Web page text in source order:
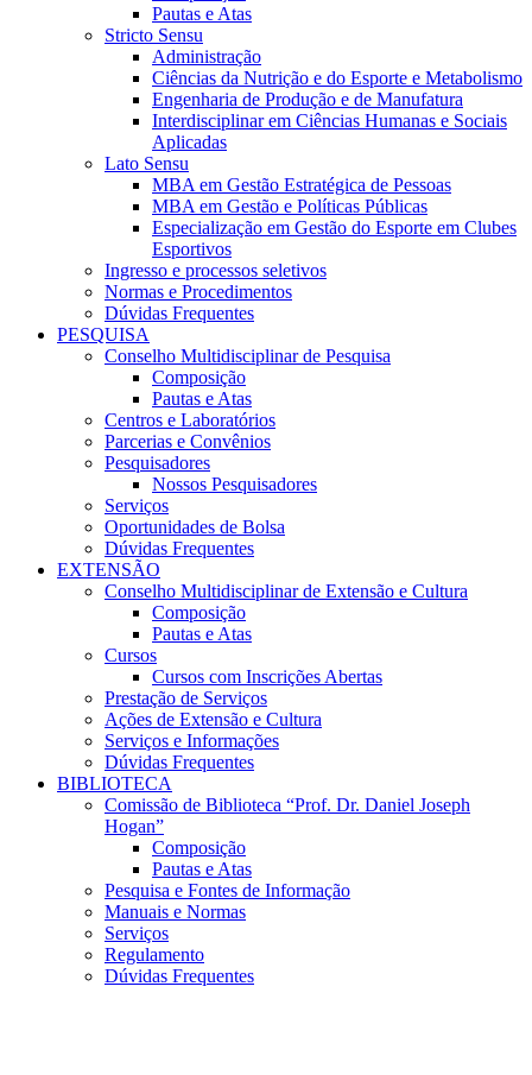
Pautas e Atas
Stricto Sensu
Administração
Ciências da Nutrição e do Esporte e Metabolismo
Engenharia de Produção e de Manufatura
Interdisciplinar em Ciências Humanas e Sociais
Aplicadas
Lato Sensu
MBA em Gestão Estratégica de Pessoas
MBA em Gestão e Políticas Públicas
Especialização em Gestão do Esporte em Clubes
Esportivos
Ingresso e processos seletivos
Normas e Procedimentos
Dúvidas Frequentes
PESQUISA
Conselho Multidisciplinar de Pesquisa
Composição
Pautas e Atas
Centros e Laboratórios
Parcerias e Convênios
Pesquisadores
Nossos Pesquisadores
Serviços
Oportunidades de Bolsa
Dúvidas Frequentes
EXTENSÃO
Conselho Multidisciplinar de Extensão e Cultura
Composição
Pautas e Atas
Cursos
Cursos com Inscrições Abertas
Prestação de Serviços
Ações de Extensão e Cultura
Serviços e Informações
Dúvidas Frequentes
BIBLIOTECA
Comissão de Biblioteca “Prof. Dr. Daniel Joseph
Hogan”
Composição
Pautas e Atas
Pesquisa e Fontes de Informação
Manuais e Normas
Serviços
Regulamento
Dúvidas Frequentes